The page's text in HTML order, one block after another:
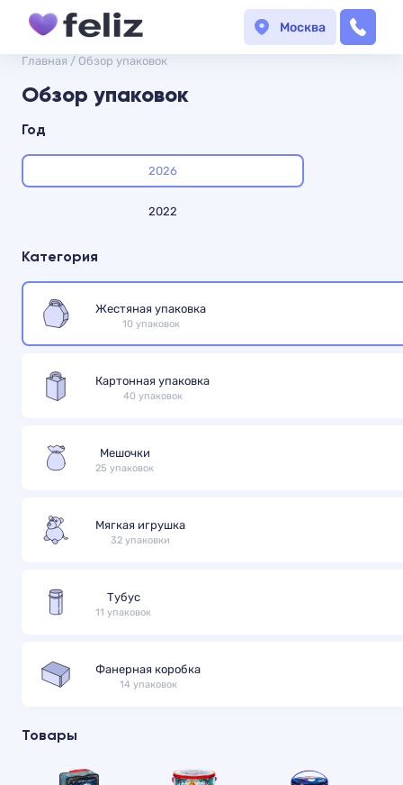
Москва
Главная / Обзор упаковок
Обзор упаковок
Год
2026
2022
Категория
Жестяная упаковка
10 упаковок
Картонная упаковка
40 упаковок
Мешочки
25 упаковок
Мягкая игрушка
32 упаковки
Тубус
11 упаковок
Фанерная коробка
14 упаковок
Товары